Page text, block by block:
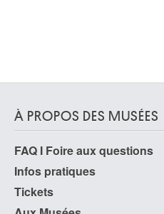
Schouman Aert
Schouten Hermanus Petrus
Amsterdam (Pays-Bas) 1716 - 1792
À PROPOS DES MUSÉES
FAQ I Foire aux questions
Infos pratiques
Tickets